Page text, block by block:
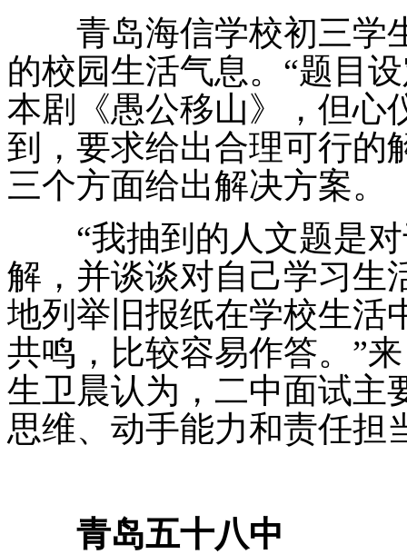
青岛海信学校初三学
的校园生活气息。“题目
本剧《愚公移山》，但心
到，要求给出合理可行的
三个方面给出解决方案。
“我抽到的人文题是对
解，并谈谈对自己学习生
地列举旧报纸在学校生活
共鸣，比较容易作答。”
生卫晨认为，二中面试主
思维、动手能力和责任担
青岛五十八中